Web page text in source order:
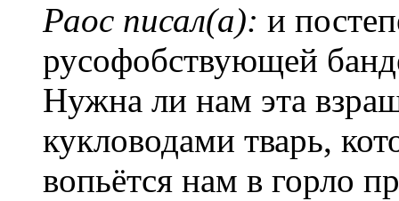
Раос писал(а): и
русофобствующей
Нужна ли нам эта
кукловодами тварь,
вопьётся нам в горло